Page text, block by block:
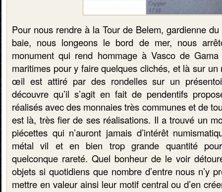
Pour nous rendre à la Tour de Belem, gardienne du
baie, nous longeons le bord de mer, nous
monument qui rend hommage à Vasco de
maritimes pour y faire quelques clichés, et là sur
œil est attiré par des rondelles sur un
découvre qu’il s’agit en fait de pendentifs
réalisés avec des monnaies très communes et de
est là, très fier de ses réalisations. Il a trouvé un
piécettes qui n’auront jamais d’intérêt
métal vil et en bien trop grande quantité
quelconque rareté. Quel bonheur de le voir
objets si quotidiens que nombre d’entre nous n’y
mettre en valeur ainsi leur motif central ou d’en